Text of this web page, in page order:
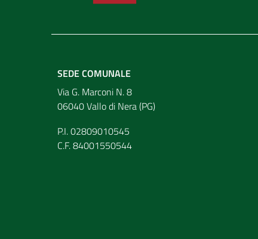
SEDE COMUNALE
Via G. Marconi N. 8
06040 Vallo di Nera (PG)
P.I. 02809010545
C.F. 84001550544